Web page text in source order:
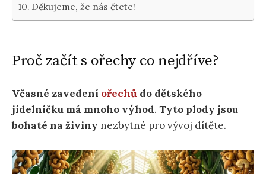
Děkujeme, že nás čtete!
Proč začít s ořechy co nejdříve?
Včasné zavedení ořechů do dětského
jídelníčku má mnoho výhod. Tyto plody jsou
bohaté na živiny nezbytné pro vývoj dítěte.